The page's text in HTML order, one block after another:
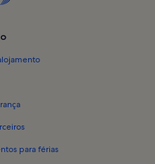
férias em Praia de Kala e Moru
em Sardenha
famílias em Sardenha
em Sardenha
de Giorgino
para férias